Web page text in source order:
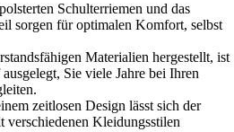
Schulterriemen und das
sorgen für optimalen Komfort, selbst
Materialien hergestellt, ist
Sie viele Jahre bei Ihren
zeitlosen Design lässt sich der
verschiedenen Kleidungsstilen